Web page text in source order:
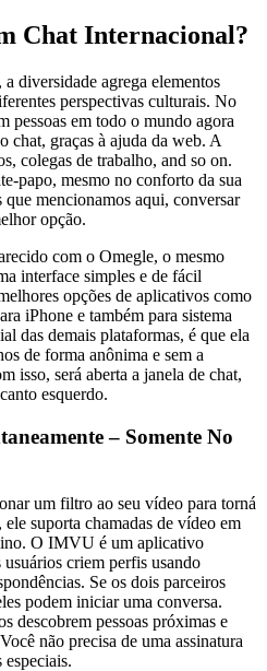
Chat Internacional?
diversidade agrega elementos
perspectivas culturais. No
pessoas em todo o mundo agora
chat, graças à ajuda da web. A
colegas de trabalho, and so on.
papo, mesmo no conforto da sua
mencionamos aqui, conversar
opção.
com o Omegle, o mesmo
interface simples e de fácil
opções de aplicativos como
iPhone e também para sistema
das demais plataformas, é que ela
de forma anônima e sem a
isso, será aberta a janela de chat,
esquerdo.
– Somente No
um filtro ao seu vídeo para torná
suporta chamadas de vídeo em
O IMVU é um aplicativo
usuários criem perfis usando
Se os dois parceiros
podem iniciar uma conversa.
descobrem pessoas próximas e
não precisa de uma assinatura